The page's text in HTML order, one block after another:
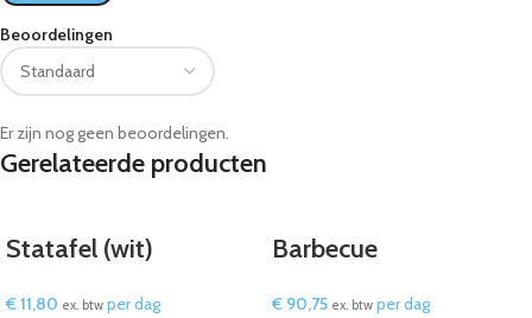
Beoordelingen
Er zijn nog geen beoordelingen.
Gerelateerde producten
Statafel (wit)
€11,80 ex. btw per dag
Barbecue
€ 90,75 ex. btw per dag